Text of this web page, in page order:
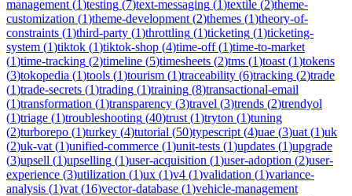
management (1)testing (7)text-messaging (1)textile (2)theme-
customization (1)theme-development (2)themes (1)theory-of-
constraints (1)third-party (1)throttling (1)ticketing (1)ticketing-
system (1)tiktok (1)tiktok-shop (4)time-off(1)time-to-market
(1)time-tracking (2)timeline (5)timesheets (2)tms (1)toast (1)tokens
(3)tokopedia (1)tools (1)tourism (1)traceability (6)tracking (2)trade
(1)trade-secrets (1)trading (1)training (8)transactional-email
(1)transformation (1)transparency (3)travel (3)trends (2)trendyol
(1)triage (1)troubleshooting (40)trust (1)tryton (1)tuning
(2)turborepo (1)turkey (4)tutorial (50)typescript (4)uae (3)uat (1)uk
(2)uk-vat (1)unified-commerce (1)unit-tests (1)updates (1)upgrade
(3)upsell (1)upselling (1)user-acquisition (1)user-adoption (2)user-
experience (3)utilization (1)ux (1)v4 (1)validation (1)variance-
analysis (1)vat (16)vector-database (1)vehicle-management